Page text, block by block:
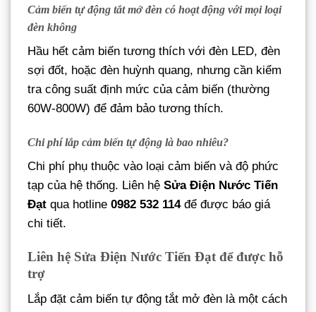
Cảm biến tự động tắt mở đèn có hoạt động với mọi loại
đèn không
Hầu hết cảm biến tương thích với đèn LED, đèn
sợi đốt, hoặc đèn huỳnh quang, nhưng cần kiểm
tra công suất định mức của cảm biến (thường
60W-800W) để đảm bảo tương thích.
Chi phí lắp cảm biến tự động là bao nhiêu?
Chi phí phụ thuộc vào loại cảm biến và độ phức
tạp của hệ thống. Liên hệ Sửa Điện Nước Tiến
Đạt qua hotline 0982 532 114để được báo giá
chi tiết.
Liên hệ Sửa Điện Nước Tiến Đạt để được hỗ
trợ
Lắp đặt cảm biến tự động tắt mở đèn là một cách